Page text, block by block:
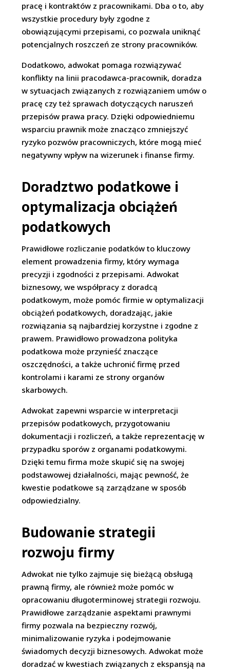
pracę i kontraktów z pracownikami. Dba o to, aby
wszystkie procedury były zgodne z
obowiązującymi przepisami, co pozwala uniknąć
potencjalnych roszczeń ze strony pracowników.
Dodatkowo, adwokat pomaga rozwiązywać
konflikty na linii pracodawca-pracownik, doradza
w sytuacjach związanych z rozwiązaniem umów o
pracę czy też sprawach dotyczących naruszeń
przepisów prawa pracy. Dzięki odpowiedniemu
wsparciu prawnik może znacząco zmniejszyć
ryzyko pozwów pracowniczych, które mogą mieć
negatywny wpływ na wizerunek i finanse firmy.
Doradztwo podatkowe i
optymalizacja obciążeń
podatkowych
Prawidłowe rozliczanie podatków to kluczowy
element prowadzenia firmy, który wymaga
precyzji i zgodności z przepisami. Adwokat
biznesowy, we współpracy z doradcą
podatkowym, może pomóc firmie w optymalizacji
obciążeń podatkowych, doradzając, jakie
rozwiązania są najbardziej korzystne i zgodne z
prawem. Prawidłowo prowadzona polityka
podatkowa może przynieść znaczące
oszczędności, a także uchronić firmę przed
kontrolami i karami ze strony organów
skarbowych.
Adwokat zapewni wsparcie w interpretacji
przepisów podatkowych, przygotowaniu
dokumentacji i rozliczeń, a także reprezentację w
przypadku sporów z organami podatkowymi.
Dzięki temu firma może skupić się na swojej
podstawowej działalności, mając pewność, że
kwestie podatkowe są zarządzane w sposób
odpowiedzialny.
Budowanie strategii
rozwoju firmy
Adwokat nie tylko zajmuje się bieżącą obsługą
prawną firmy, ale również może pomóc w
opracowaniu długoterminowej strategii rozwoju.
Prawidłowe zarządzanie aspektami prawnymi
firmy pozwala na bezpieczny rozwój,
minimalizowanie ryzyka i podejmowanie
świadomych decyzji biznesowych. Adwokat może
doradzać w kwestiach związanych z ekspansją na